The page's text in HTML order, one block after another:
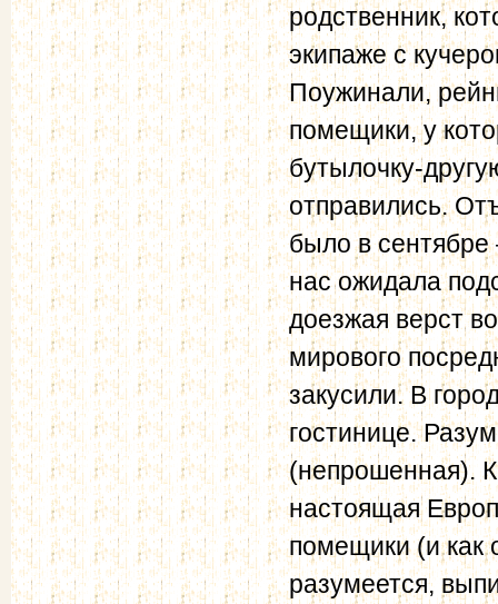
родственник,
экипаже с
Поужинали,
помещики, у
бутылочку-
отправились.
было в
нас ожидала
доезжая верст
мирового
закусили. В
гостинице.
(непрошенная).
настоящая
помещики (и как
разумеется,